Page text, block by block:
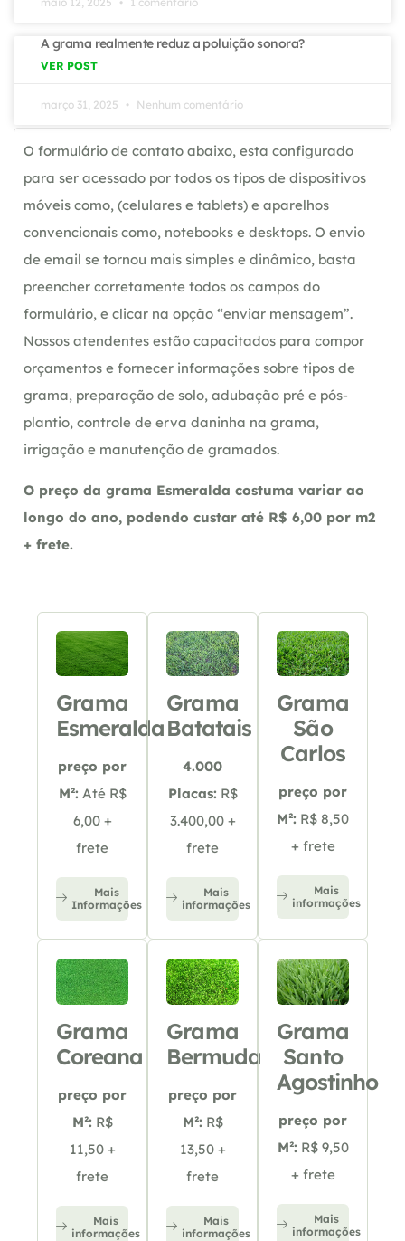
A grama realmente reduz a poluição sonora?
VER POST
março 31, 2025 Nenhum comentário
O formulário de contato abaixo, esta configurado
para ser acessado por todos os tipos de dispositivos
móveis como, (celulares e tablets) e aparelhos
convencionais como, notebooks e desktops. O envio
de email se tornou mais simples e dinâmico, basta
preencher corretamente todos os campos do
formulário, e clicar na opção “enviar mensagem”.
Nossos atendentes estão capacitados para compor
orçamentos e fornecer informações sobre tipos de
grama, preparação de solo, adubação pré e pós-
plantio, controle de erva daninha na grama,
irrigação e manutenção de gramados.
O preço da grama Esmeralda costuma variar ao
longo do ano, podendo custar até R$ 6,00 por m2
+ frete.
Grama
Esmeralda
preço por
M²: Até R$
6,00 +
frete
Mais
Informações
Grama
Batatais
4.000
Placas: R$
3.400,00 +
frete
Mais
informações
Grama
São
Carlos
preço por
M²: R$ 8,50
+ frete
Mais
informações
Grama
Coreana
preço por
M²: R$
11,50 +
frete
Mais
informações
Grama
Bermuda
preço por
M²: R$
13,50 +
frete
Mais
informações
Grama
Santo
Agostinho
preço por
M²: R$ 9,50
+ frete
Mais
informações